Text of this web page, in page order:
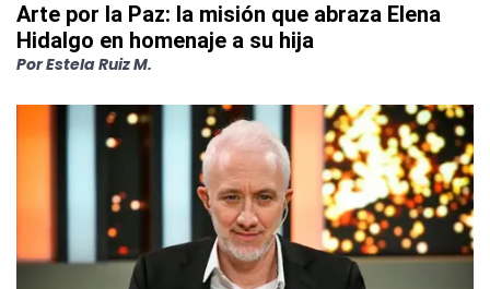
Arte por la Paz: la misión que abraza Elena
Hidalgo en homenaje a su hija
PorEstela Ruiz M.